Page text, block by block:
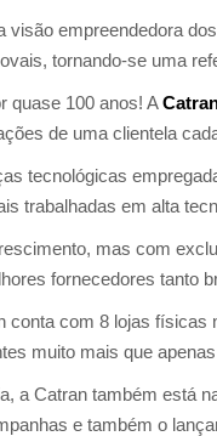
visão empreendedora
tornando-se uma
quase 100 anos! A
de uma clientela
tecnológicas
trabalhadas em alta
mas com
fornecedores tanto
conta com 8 lojas físicas
muito mais que
a Catran também está
e também o